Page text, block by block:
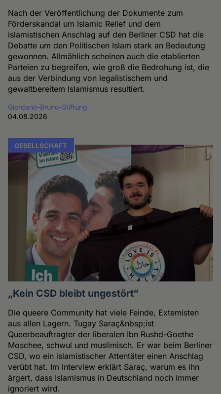
Nach der Veröffentlichung der Dokumente zum
Förderskandal um Islamic Relief und dem
islamistischen Anschlag auf den Berliner CSD hat die
Debatte um den Politischen Islam stark an Bedeutung
gewonnen. Allmählich scheinen auch die etablierten
Parteien zu begreifen, wie groß die Bedrohung ist, die
aus der Verbindung von legalistischem und
gewaltbereitem Islamismus resultiert.
Giordano-Bruno-Stiftung
04.08.2026
GESELLSCHAFT
„Kein CSD bleibt ungestört“
Die queere Community hat viele Feinde, Extemisten
aus allen Lagern. Tugay Saraç&nbsp;ist
Queerbeauftragter der liberalen Ibn Rushd-Goethe
Moschee, schwul und muslimisch. Er war beim Berliner
CSD, wo ein islamistischer Attentäter einen Anschlag
verübt hat. Im Interview erklärt Saraç, warum es ihn
ärgert, dass Islamismus in Deutschland noch immer
ignoriert wird.